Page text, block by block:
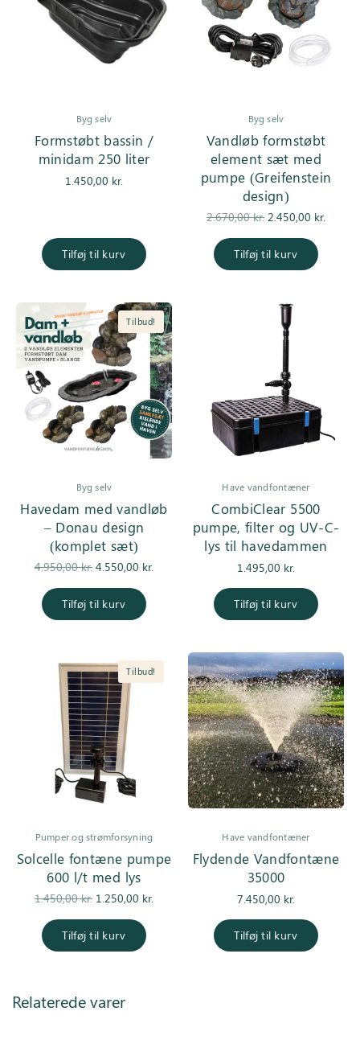
Byg selv
Formstøbt bassin /
minidam 250 liter
1.450,00 kr.
Tilføj til kurv
Byg selv
Vandløb formstøbt
element sæt med
pumpe (Greifenstein
design)
2.670,00kr.
Den
pris var:
2.670,00 kr..
2.450,00 kr.
Tilføj til kurv
Tilbud!
Byg selv
Havedam med vandløb
– Donau design
(komplet sæt)
4.950,00kr.
Den
pris var:
4.950,00 kr..
4.550,00 kr.
Tilføj til kurv
Have vandfontæner
CombiClear 5500
pumpe, filter og UV-C-
lys til havedammen
1.495,00 kr.
Tilføj til kurv
Tilbud!
Pumper og strømforsyning
Solcelle fontæne pumpe
600 l/t med lys
1.450,00kr.
Den
pris var:
1.450,00 kr..
1.250,00 kr.
Tilføj til kurv
Have vandfontæner
Flydende Vandfontæne
35000
7.450,00 kr.
Tilføj til kurv
Relaterede varer